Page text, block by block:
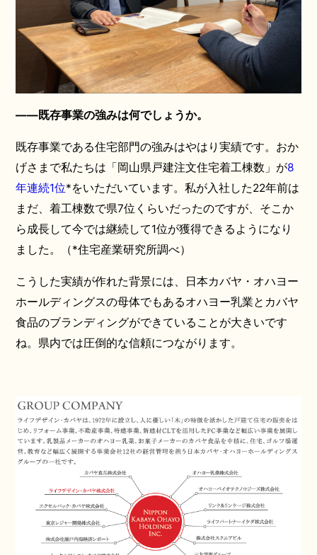
――既存事業の強みは何でしょうか。
既存事業である住宅部門の強みはやはり実績です。おか
げさまで私たちは「岡山県戸建注文住宅着工棟数」が8
年連続1位*をいただいています。私が入社した22年前は
まだ、着工棟数で県7位くらいだったのですが、そこか
ら成長して今では継続して1位が獲得できるようになり
ました。（*住宅産業研究所調べ）
こうした実績が作れた背景には、日本カバヤ・オハヨー
ホールディングスの母体でもあるオハヨー乳業とカバヤ
食品のブランディングができていることが大きいです
ね。県内では圧倒的な信頼につながります。